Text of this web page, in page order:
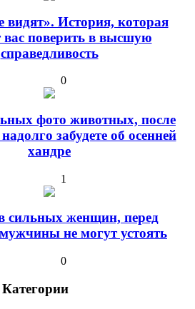
видят». История, которая
вас поверить в высшую
справедливость
0
фото животных, после
забудете об осенней
хандре
1
сильных женщин, перед
не могут устоять
0
Категории